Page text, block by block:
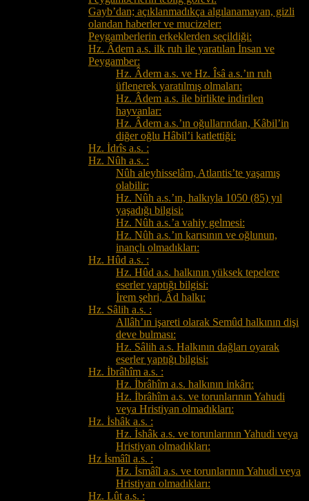
Gayb’dan; açıklanmadıkça algılanamayan, gizli
olandan haberler ve mucizeler:
Peygamberlerin erkeklerden seçildiği:
Hz. Âdem a.s. ilk ruh ile yaratılan İnsan ve
Peygamber:
Hz. Âdem a.s. ve Hz. Îsâ a.s.’ın ruh
üflenerek yaratılmış olmaları:
Hz. Âdem a.s. ile birlikte indirilen
hayvanlar:
Hz. Âdem a.s.’ın oğullarından, Kâbil’in
diğer oğlu Hâbil’i katlettiği:
Hz. İdrîs a.s. :
Hz. Nûh a.s. :
Nûh aleyhisselâm, Atlantis’te yaşamış
olabilir:
Hz. Nûh a.s.’ın, halkıyla 1050 (85) yıl
yaşadığı bilgisi:
Hz. Nûh a.s.’a vahiy gelmesi:
Hz. Nûh a.s.’ın karısının ve oğlunun,
inançlı olmadıkları:
Hz. Hûd a.s. :
Hz. Hûd a.s. halkının yüksek tepelere
eserler yaptığı bilgisi:
İrem şehri, Âd halkı:
Hz. Sâlih a.s. :
Allâh’ın işareti olarak Semûd halkının dişi
deve bulması:
Hz. Sâlih a.s. Halkının dağları oyarak
eserler yaptığı bilgisi:
Hz. İbrâhîm a.s. :
Hz. İbrâhîm a.s. halkının inkârı:
Hz. İbrâhîm a.s. ve torunlarının Yahudi
veya Hristiyan olmadıkları:
Hz. İshâk a.s. :
Hz. İshâk a.s. ve torunlarının Yahudi veya
Hristiyan olmadıkları:
Hz İsmâîl a.s. :
Hz. İsmâîl a.s. ve torunlarının Yahudi veya
Hristiyan olmadıkları:
Hz. Lût a.s. :